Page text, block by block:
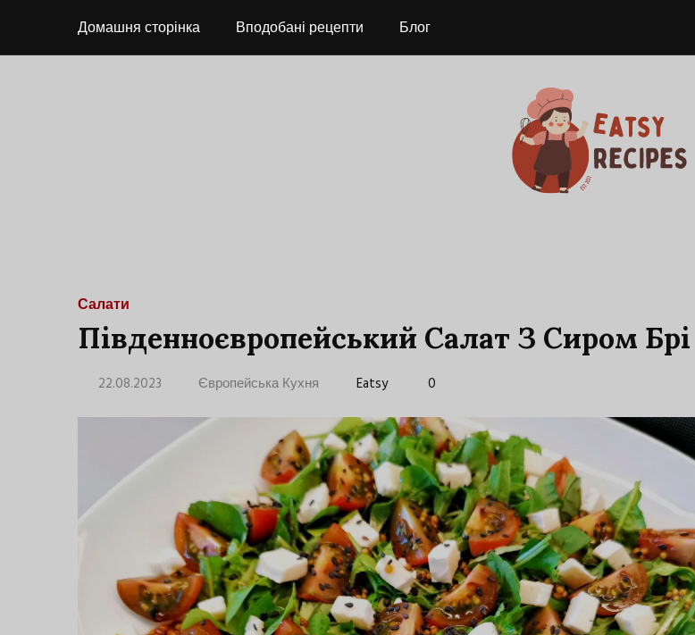
Домашня сторінка Вподобані рецепти Блог
Салати
Південноєвропейський Салат З Сиром Брі
22.08.2023 Європейська Кухня Eatsy 0